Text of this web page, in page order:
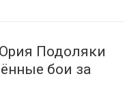
Подоляки
бои за
по всей